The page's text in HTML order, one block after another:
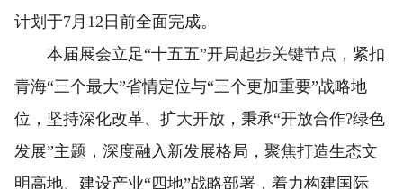
计划于7月12日前全面完成。
本届展会立足“十五五”开局起步关键节点，紧扣
青海“三个最大”省情定位与“三个更加重要”战略地
位，坚持深化改革、扩大开放，秉承“开放合作?绿色
发展”主题，深度融入新发展格局，聚焦打造生态文
明高地、建设产业“四地”战略部署，着力构建国际